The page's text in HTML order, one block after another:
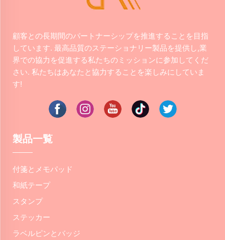
顧客との長期間のパートナーシップを推進することを目指
しています. 最高品質のステーショナリー製品を提供し,業
界での協力を促進する私たちのミッションに参加してくだ
さい. 私たちはあなたと協力することを楽しみにしていま
す!
製品一覧
付箋とメモパッド
和紙テープ
スタンプ
ステッカー
ラベルピンとバッジ